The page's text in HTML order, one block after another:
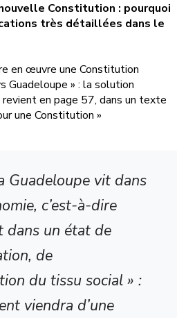
Constitution : pourquoi
très détaillées dans le
en œuvre une Constitution
Guadeloupe » : la solution
en page 57, dans un texte
une Constitution »
Guadeloupe vit dans
c’est-à-dire
dans un état de
de
du tissu social » :
viendra d’une